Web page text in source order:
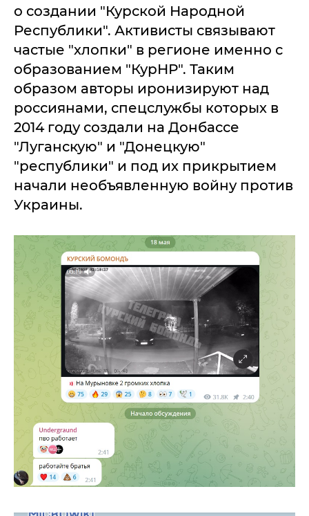
о создании "Курской Народной
Республики". Активисты связывают
частые "хлопки" в регионе именно с
образованием "КурНР". Таким
образом авторы иронизируют над
россиянами, спецслужбы которых в
2014 году создали на Донбассе
"Луганскую" и "Донецкую"
"республики" и под их прикрытием
начали необъявленную войну против
Украины.